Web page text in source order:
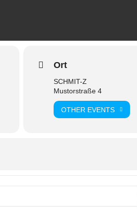
Ort
SCHMIT-Z
Mustorstraße 4
OTHER EVENTS
"Historischer Bahnhof Konz" []